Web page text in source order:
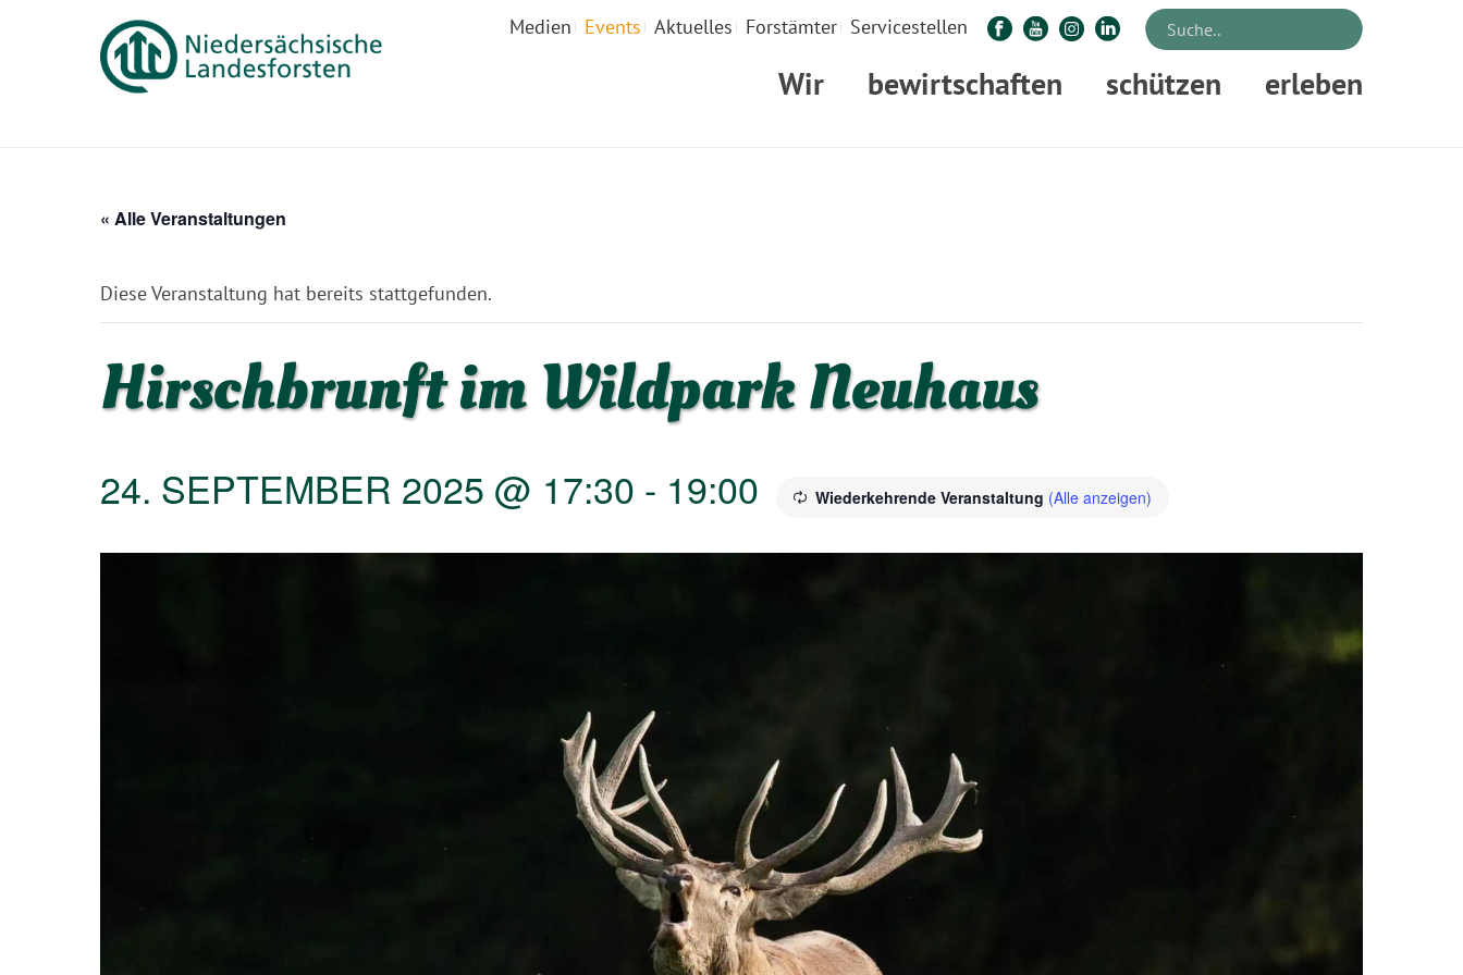
Medien Events Aktuelles Forstämter Servicestellen
Wir bewirtschaften schützen erleben
« Alle Veranstaltungen
Diese Veranstaltung hat bereits stattgefunden.
Hirschbrunft im Wildpark Neuhaus
24. SEPTEMBER 2025 @ 17:30 - 19:00 Wiederkehrende Veranstaltung (Alle anzeigen)